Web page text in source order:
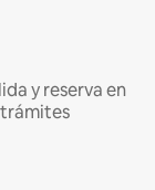
y reserva en